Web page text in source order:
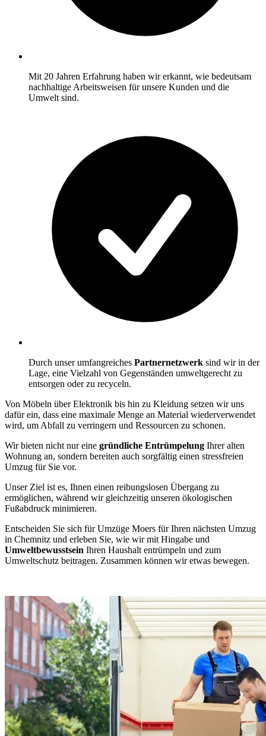
Mit 20 Jahren Erfahrung haben wir erkannt, wie bedeutsam
nachhaltige Arbeitsweisen für unsere Kunden und die
Umwelt sind.
Durch unser umfangreiches Partnernetzwerk sind wir in der
Lage, eine Vielzahl von Gegenständen umweltgerecht zu
entsorgen oder zu recyceln.
Von Möbeln über Elektronik bis hin zu Kleidung setzen wir uns
dafür ein, dass eine maximale Menge an Material wiederverwendet
wird, um Abfall zu verringern und Ressourcen zu schonen.
Wir bieten nicht nur eine gründliche Entrümpelung Ihrer alten
Wohnung an, sondern bereiten auch sorgfältig einen stressfreien
Umzug für Sie vor.
Unser Ziel ist es, Ihnen einen reibungslosen Übergang zu
ermöglichen, während wir gleichzeitig unseren ökologischen
Fußabdruck minimieren.
Entscheiden Sie sich für Umzüge Moers für Ihren nächsten Umzug
in Chemnitz und erleben Sie, wie wir mit Hingabe und
Umweltbewusstsein Ihren Haushalt entrümpeln und zum
Umweltschutz beitragen. Zusammen können wir etwas bewegen.